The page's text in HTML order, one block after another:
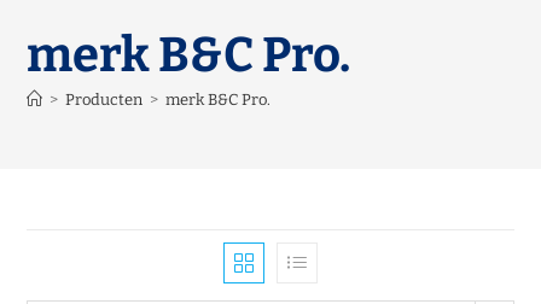
merk B&C Pro.
> Producten > merk B&C Pro.